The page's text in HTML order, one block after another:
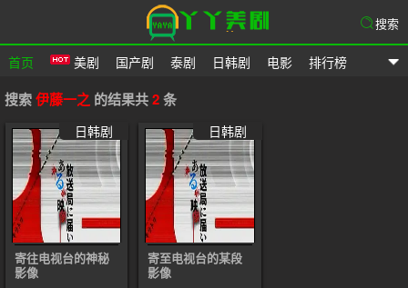
爱美剧网
首页 美剧 国产剧 泰剧 日韩剧 电影 排行榜
搜索
搜索伊藤一之 的结果共2条
日韩剧
寄往电视台的神秘
影像
日韩剧
寄至电视台的某段
影像